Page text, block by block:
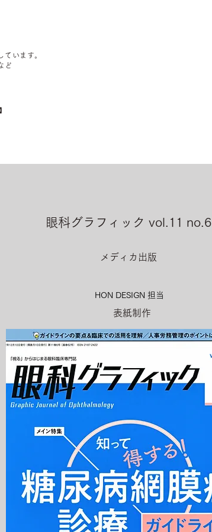
ています。
ど
眼科グラフィック vol.11 no.6
メディカ出版
HON DESIGN​ 担当
表紙制作